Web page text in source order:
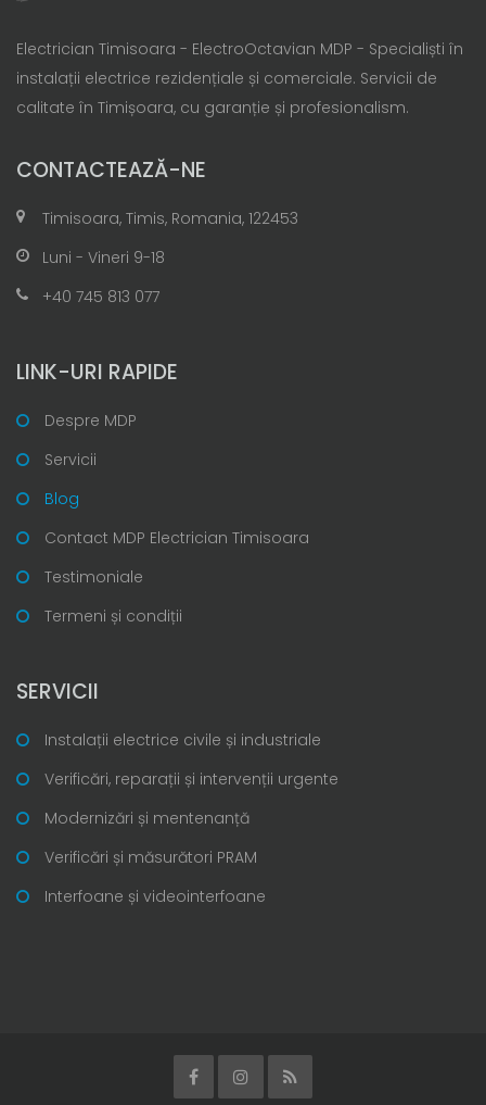
Electrician Timisoara - ElectroOctavian MDP - Specialiști în
instalații electrice rezidențiale și comerciale. Servicii de
calitate în Timișoara, cu garanție și profesionalism.
CONTACTEAZĂ-NE
Timisoara, Timis, Romania, 122453
Luni - Vineri 9-18
+40 745 813 077
LINK-URI RAPIDE
Despre MDP
Servicii
Blog
Contact MDP Electrician Timisoara
Testimoniale
Termeni și condiții
SERVICII
Instalații electrice civile și industriale
Verificări, reparații și intervenții urgente
Modernizări și mentenanță
Verificări și măsurători PRAM
Interfoane și videointerfoane